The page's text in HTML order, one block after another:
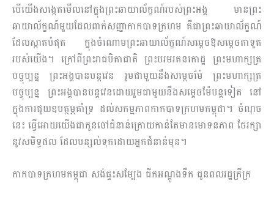
បើយើងសង្កេតមើលនៅក្នុងព្រះឆាយាល័ក្ខណ៍របស់ព្រះអង្គ មានព្រះ
ឆាយាល័ក្ខណ៍មួយដែលពាក់សញ្ញាកាកបាទក្រហម គឺជាព្រះឆាយាល័ក្ខណ៍
ដែលស្អាតបំផុត ក្នុងចំណោមព្រះឆាយាល័ក្ខណ៍សម្តេចឪសម្តេចតាទួត
របស់យើង។ ក្រៅពីព្រះរាជបិតាជាតិ ព្រះបរមរតនកោដ្ឋ ព្រះមហាក្សត្រ
បច្ចុប្បន្ន ព្រះអង្គបានបន្តវេន រួមជាមួយនឹងសម្តេចម៉ែ ព្រះមហាក្សត្រ
បច្ចុប្បន្ន ព្រះអង្គបានបន្តវេនដោយរួមជាមួយនឹងសម្ដេចម៉ែបន្តទៀត នៅ
ក្នុងការជួយឧបត្ថម្ភគាំទ្រ ដល់សកម្មភាពកាកបាទក្រហមកម្ពុជា។ ចំណុច
នេះ ធ្វើអោយយើងជាកូនចៅជំនាន់ក្រោយកាន់តែមានមោទនភាព ថែរក្សា
នូវសមិទ្ធផល ដែលបន្សល់ទុកដោយអ្នកជំ​នាន់មុន។
កាកបាទក្រហមកម្ពុជា សង់ផ្ទះសម្បែង ជីកអណ្តូងទឹក ជូនពលរដ្ឋក្រីក្រ